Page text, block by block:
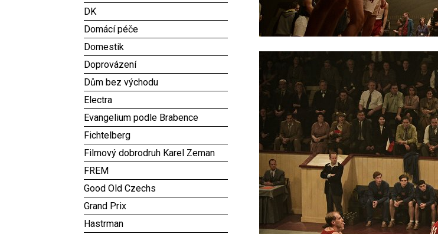
DK
Domácí péče
Domestik
Doprovázení
Dům bez východu
Electra
Evangelium podle Brabence
Fichtelberg
Filmový dobrodruh Karel Zeman
FREM
Good Old Czechs
Grand Prix
Hastrman